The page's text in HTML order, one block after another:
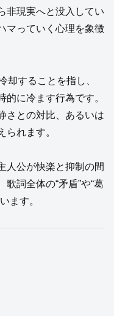
非現実へと没入してい
マっていく心理を象徴
却することを指し、
に冷ます行為です。
さとの対比、あるいは
られます。
人公が快楽と抑制の間
詞全体の“矛盾”や“葛
ます。